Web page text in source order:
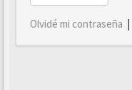
Olvidé mi contraseña |